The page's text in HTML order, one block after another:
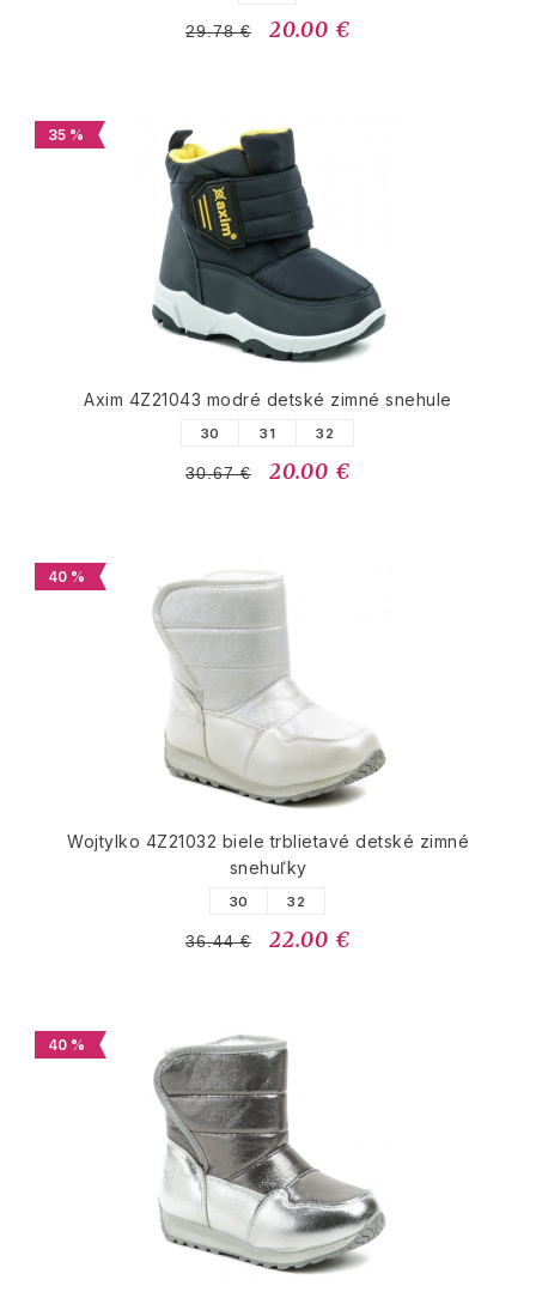
29.78 € 20.00 €
35 %
Axim 4Z21043 modré detské zimné snehule
30 31 32
30.67 € 20.00 €
40 %
Wojtylko 4Z21032 biele trblietavé detské zimné
snehuľky
30 32
36.44 € 22.00 €
40 %